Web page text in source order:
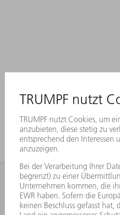
Häufig
Allgemeine